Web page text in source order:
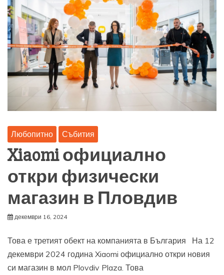
Любопитно Събития
Xiaomi официално
откри физически
магазин в Пловдив
декември 16, 2024
Това е третият обект на компанията в България На 12
декември 2024 година Xiaomi официално откри новия
си магазин в мол Plovdiv Plaza. Това